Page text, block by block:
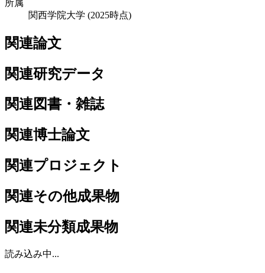
所属
関西学院大学 (2025時点)
関連論文
関連研究データ
関連図書・雑誌
関連博士論文
関連プロジェクト
関連その他成果物
関連未分類成果物
読み込み中...